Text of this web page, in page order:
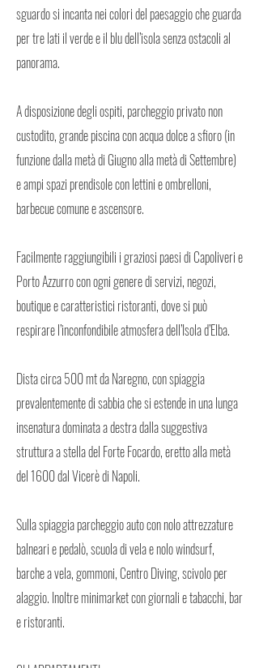
sguardo si incanta nei colori del paesaggio che guarda
per tre lati il verde e il blu dell’isola senza ostacoli al
panorama.
A disposizione degli ospiti, parcheggio privato non
custodito, grande piscina con acqua dolce a sfioro (in
funzione dalla metà di Giugno alla metà di Settembre)
e ampi spazi prendisole con lettini e ombrelloni,
barbecue comune e ascensore.
Facilmente raggiungibili i graziosi paesi di Capoliveri e
Porto Azzurro con ogni genere di servizi, negozi,
boutique e caratteristici ristoranti, dove si può
respirare l’inconfondibile atmosfera dell’Isola d’Elba.
Dista circa 500 mt da Naregno, con spiaggia
prevalentemente di sabbia che si estende in una lunga
insenatura dominata a destra dalla suggestiva
struttura a stella del Forte Focardo, eretto alla metà
del 1600 dal Vicerè di Napoli.
Sulla spiaggia parcheggio auto con nolo attrezzature
balneari e pedalò, scuola di vela e nolo windsurf,
barche a vela, gommoni, Centro Diving, scivolo per
alaggio. Inoltre minimarket con giornali e tabacchi, bar
e ristoranti.